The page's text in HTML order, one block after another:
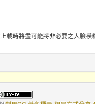
載時將盡可能將非必要之人臉模